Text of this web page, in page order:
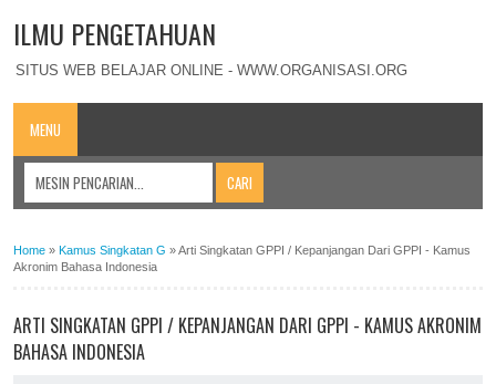
ILMU PENGETAHUAN
SITUS WEB BELAJAR ONLINE - WWW.ORGANISASI.ORG
MENU
Home » Kamus Singkatan G »Arti Singkatan GPPI / Kepanjangan Dari GPPI - Kamus
Akronim Bahasa Indonesia
ARTI SINGKATAN GPPI / KEPANJANGAN DARI GPPI - KAMUS AKRONIM
BAHASA INDONESIA